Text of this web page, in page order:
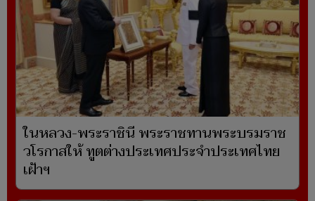
ในหลวง-พระราชินี พระราชทานพระบรมราช
วโรกาสให้ ทูตต่างประเทศประจำประเทศไทย
เฝ้าฯ